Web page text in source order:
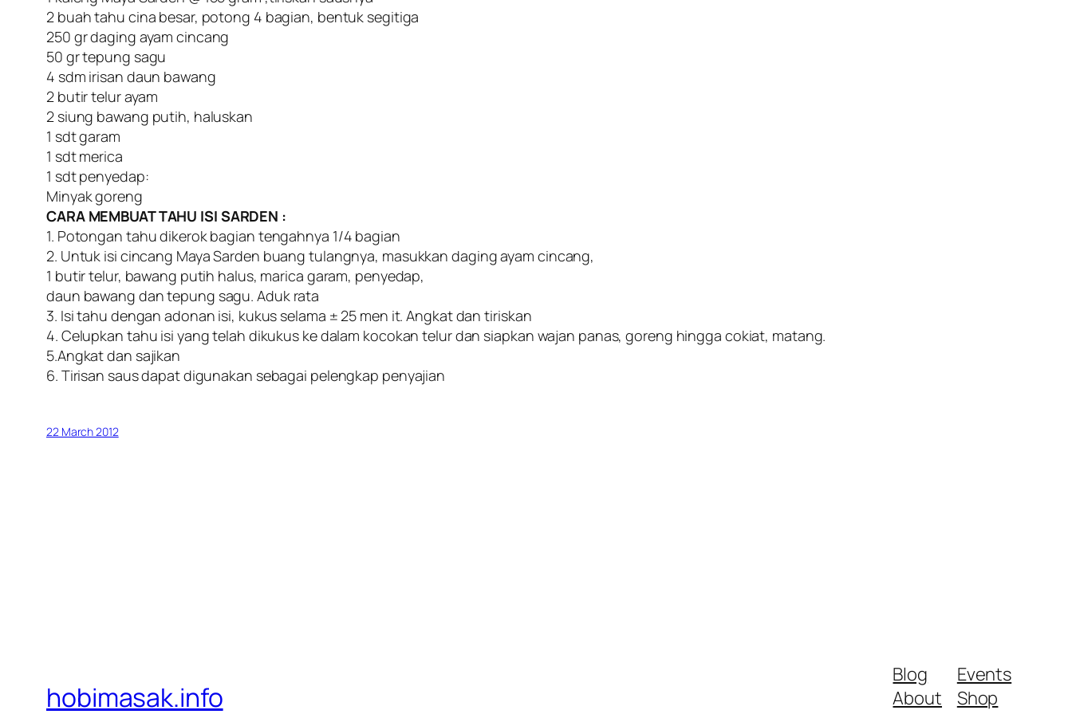
2 buah tahu cina besar, potong 4 bagian, bentuk segitiga
250 gr daging ayam cincang
50 gr tepung sagu
4 sdm irisan daun bawang
2 butir telur ayam
2 siung bawang putih, haluskan
1 sdt garam
1 sdt merica
1 sdt penyedap:
Minyak goreng
CARA MEMBUAT TAHU ISI SARDEN :
1. Potongan tahu dikerok bagian tengahnya 1/4 bagian
2. Untuk isi cincang Maya Sarden buang tulangnya, masukkan daging ayam cincang,
1 butir telur, bawang putih halus, marica garam, penyedap,
daun bawang dan tepung sagu. Aduk rata
3. Isi tahu dengan adonan isi, kukus selama ± 25 men it. Angkat dan tiriskan
4. Celupkan tahu isi yang telah dikukus ke dalam kocokan telur dan siapkan wajan panas, goreng hingga cokiat, matang.
5.Angkat dan sajikan
6. Tirisan saus dapat digunakan sebagai pelengkap penyajian
22 March 2012
hobimasak.info
Blog
About
Events
Shop